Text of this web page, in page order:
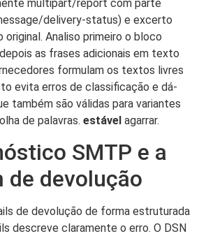
multipart/report com parte
delivery-status) e excerto
Analiso primeiro o bloco
as frases adicionais em texto
formulam os textos livres
evita erros de classificação e dá-
também são válidas para variantes
de palavras. estável agarrar.
SMTP e a
de devolução
de devolução de forma estruturada
descreve claramente o erro. O DSN